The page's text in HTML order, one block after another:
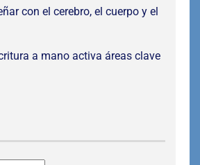
con el cerebro, el cuerpo y el
a mano activa áreas clave